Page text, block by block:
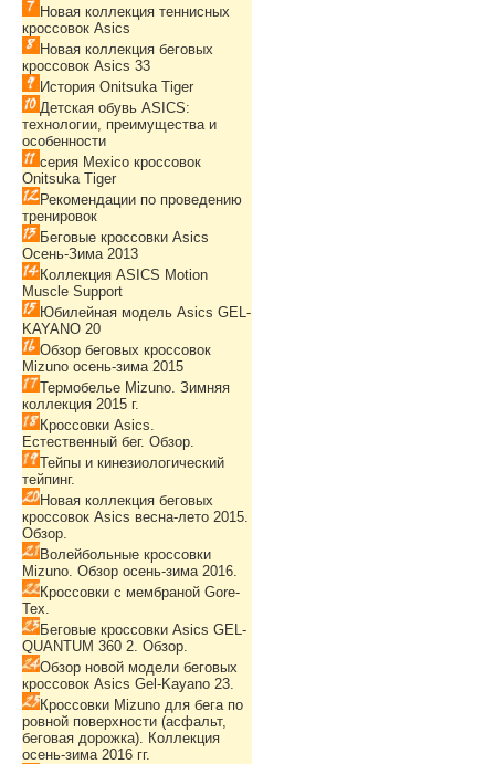
Новая коллекция теннисных
кроссовок Asics
Новая коллекция беговых
кроссовок Asics 33
История Onitsuka Tiger
Детская обувь ASICS:
технологии, преимущества и
особенности
серия Mexico кроссовок
Onitsuka Tiger
Рекомендации по проведению
тренировок
Беговые кроссовки Asics
Осень-Зима 2013
Коллекция ASICS Motion
Muscle Support
Юбилейная модель Asics GEL-
KAYANO 20
Обзор беговых кроссовок
Mizuno осень-зима 2015
Термобелье Mizuno. Зимняя
коллекция 2015 г.
Кроссовки Asics.
Естественный бег. Обзор.
Тейпы и кинезиологический
тейпинг.
Новая коллекция беговых
кроссовок Asics весна-лето 2015.
Обзор.
Волейбольные кроссовки
Mizuno. Обзор осень-зима 2016.
Кроссовки с мембраной Gore-
Tex.
Беговые кроссовки Asics GEL-
QUANTUM 360 2. Обзор.
Обзор новой модели беговых
кроссовок Asics Gel-Kayano 23.
Кроссовки Mizuno для бега по
ровной поверхности (асфальт,
беговая дорожка). Коллекция
осень-зима 2016 гг.